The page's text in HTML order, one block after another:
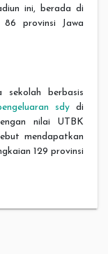
ini, berada di
86 provinsi Jawa
berbasis
sdydi
nilai UTBK
mendapatkan
129 provinsi